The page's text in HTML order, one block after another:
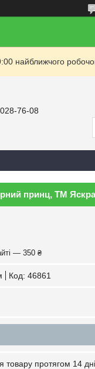
найближчого
76-08
принц, ТМ
— 350 ₴
Код: 46861
товару протягом 14